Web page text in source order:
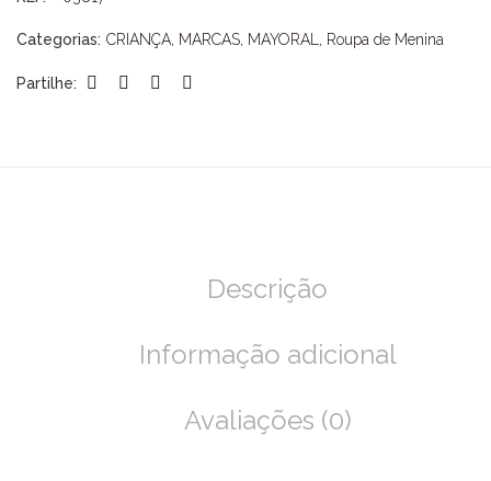
Categorias: CRIANÇA, MARCAS, MAYORAL, Roupa de Menina
Partilhe:
Descrição
Informação adicional
Avaliações (0)